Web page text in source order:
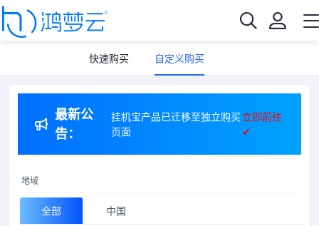
快速购买 自定义购买
最新公
告：
挂机宝产品已迁移至独立购买
页面
立即前往
✔
地域
全部 中国